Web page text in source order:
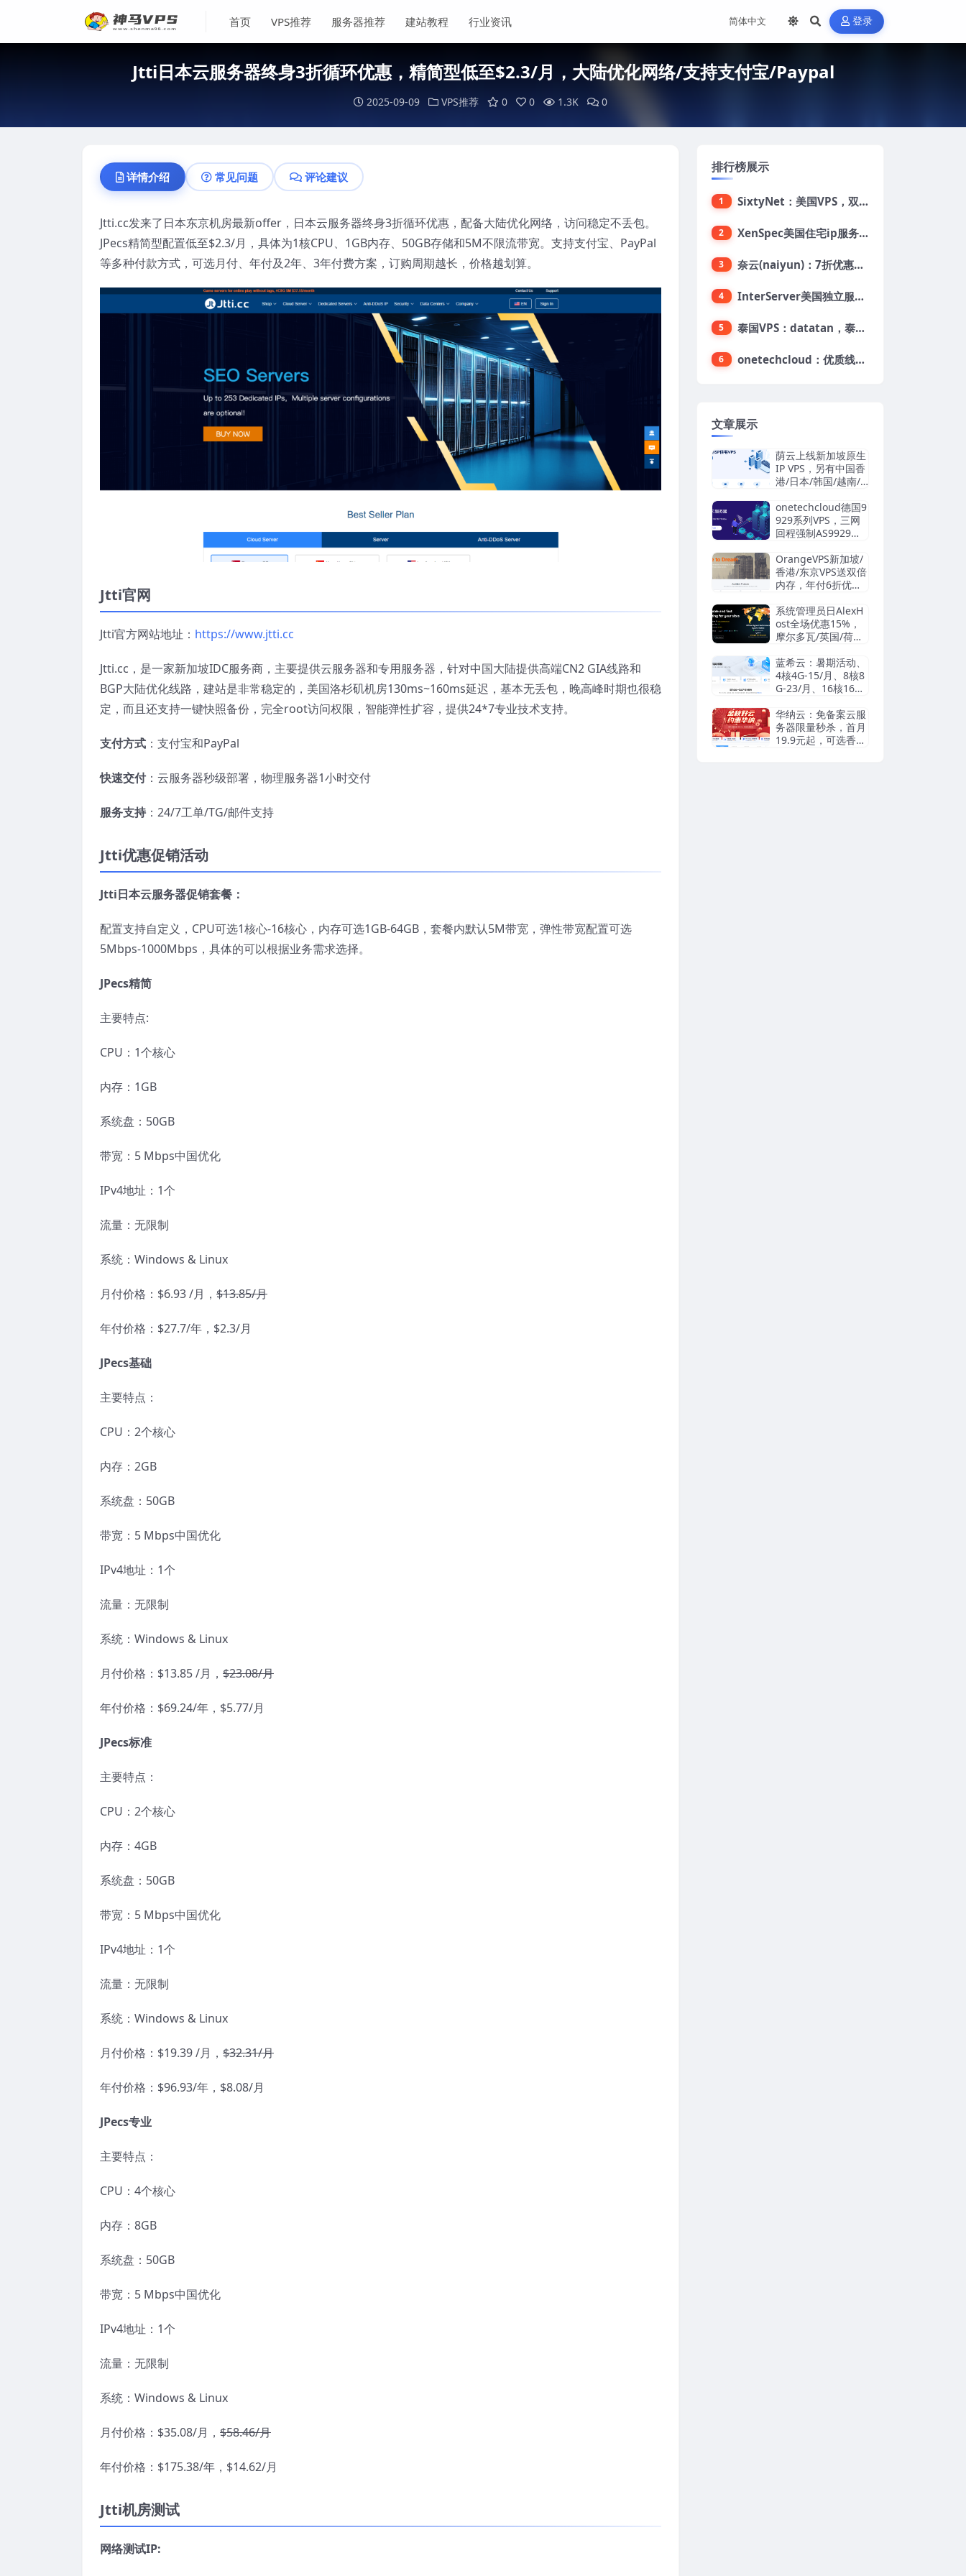
首页 VPS推荐 服务器推荐 建站教程 行业资讯 登录
Jtti日本云服务器终身3折循环优惠，精简型低至$2.3/月，大陆优化网络/支持支付宝/Paypal
2025-09-09 VPS推荐 0 0 1.3K 0
详情介绍 常见问题 评论建议
Jtti.cc发来了日本东京机房最新offer，日本云服务器终身3折循环优惠，配备大陆优化网络，访问稳定不丢包。
JPecs精简型配置低至$2.3/月，具体为1核CPU、1GB内存、50GB存储和5M不限流带宽。支持支付宝、PayPal
等多种付款方式，可选月付、年付及2年、3年付费方案，订购周期越长，价格越划算。
Jtti官网
Jtti官方网站地址： https://www.jtti.cc
Jtti.cc，是一家新加坡IDC服务商，主要提供云服务器和专用服务器，针对中国大陆提供高端CN2 GIA线路和
BGP大陆优化线路，建站是非常稳定的，美国洛杉矶机房130ms~160ms延迟，基本无丢包，晚高峰时期也很稳
定，而且还支持一键快照备份，完全root访问权限，智能弹性扩容，提供24*7专业技术支持。
支付方式 ：支付宝和PayPal
快速交付：云服务器秒级部署，物理服务器1小时交付
服务支持 ：24/7工单/TG/邮件支持
Jtti优惠促销活动
Jtti日本云服务器促销套餐：
配置支持自定义，CPU可选1核心-16核心，内存可选1GB-64GB，套餐内默认5M带宽，弹性带宽配置可选
5Mbps-1000Mbps，具体的可以根据业务需求选择。
JPecs精简
主要特点:
CPU：1个核心
内存：1GB
系统盘：50GB
带宽：5 Mbps中国优化
IPv4地址：1个
流量：无限制
系统：Windows & Linux
月付价格：$6.93 /月， $13.85/月
年付价格：$27.7/年，$2.3/月
JPecs基础
主要特点：
CPU：2个核心
内存：2GB
系统盘：50GB
带宽：5 Mbps中国优化
IPv4地址：1个
流量：无限制
系统：Windows & Linux
月付价格：$13.85 /月， $23.08/月
年付价格：$69.24/年，$5.77/月
JPecs标准
主要特点：
CPU：2个核心
内存：4GB
系统盘：50GB
带宽：5 Mbps中国优化
IPv4地址：1个
流量：无限制
系统：Windows & Linux
月付价格：$19.39 /月， $32.31/月
年付价格：$96.93/年，$8.08/月
JPecs专业
主要特点：
CPU：4个核心
内存：8GB
系统盘：50GB
带宽：5 Mbps中国优化
IPv4地址：1个
流量：无限制
系统：Windows & Linux
月付价格：$35.08/月， $58.46/月
年付价格：$175.38/年，$14.62/月
Jtti机房测试
网络测试IP:
排行榜展示
1 SixtyNet：美国VPS，双ISP类住宅IP(AT&T)，CN2 GIA网络，超高DDoS防御，$14/月，2G内存/2核/40gSSD/5T流量/10Gbps带宽
2 XenSpec美国住宅ip服务器：美国家用ip/无限流量/10Gbps独享带宽/449美元/月起，支持支付宝
3 奈云(naiyun)：7折优惠，低至34元/月，洛杉矶/香港机房，三网CN2 GIA/CUII/高防保护，解锁Chatgpt/Tiktok
4 InterServer美国独立服务器：AMD RYZEN 3600X处理器，75美元/月，送40美元
5 泰国VPS：datatan，泰国不限流量VPS，$33/月，4G内存/3核/60gSSD
6 onetechcloud：优质线路，精品VPS低至28元，美国三网原生CN2 GIA（高防可选）、香港CN2、韩国CN2
文章展示
荫云上线新加坡原生
IP VPS，另有中国香
港/日本/韩国/越南/
德国/西班牙/美国双I
SP/中国台湾原生I
P，4.2美元/月起，
onetechcloud德国9
929系列VPS，三网
回程强制AS9929，
OrangeVPS新加坡/
香港/东京VPS送双倍
内存，年付6折优
起，支持支付宝/微
信/Paypal
系统管理员日AlexH
ost全场优惠15%，
摩尔多瓦/英国/荷兰/
S/独立服务器，无视
DMCA滥用投诉/可
匿名
蓝希云：暑期活动、
4核4G-15/月、8核8
G-23/月、16核16G-
华纳云：免备案云服
务器限量秒杀，首月
19.9元起，可选香港